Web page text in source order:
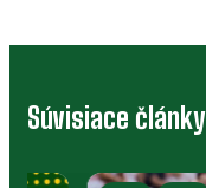
Súvisiace články